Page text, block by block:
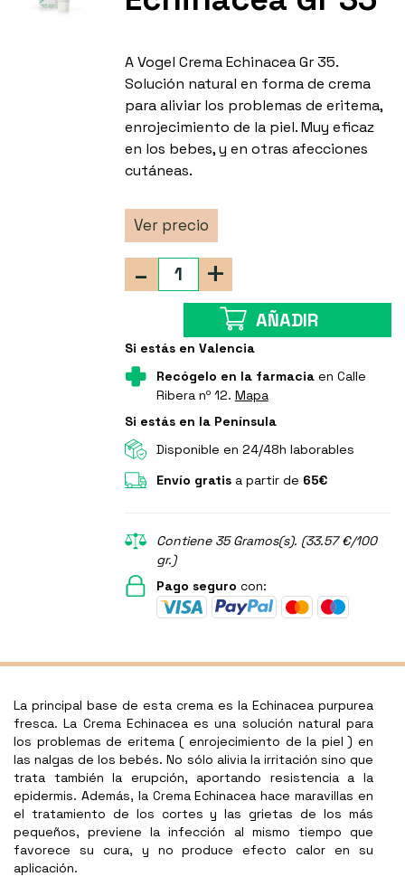
A Vogel Crema Echinacea Gr 35.
Solución natural en forma de crema
para aliviar los problemas de eritema,
enrojecimiento de la piel. Muy eficaz
en los bebes, y en otras afecciones
cutáneas.
Ver precio
+
-
AÑADIR
Si estás en Valencia
Recógelo en la farmaciaen Calle
Ribera nº 12. Mapa
Si estás en la Península
Disponible en 24/48h laborables
Envío gratisa partir de 65€
Contiene 35 Gramos(s). (33.57 €/100
gr.)
Pago seguro con:
La principal base de esta crema es la Echinacea purpurea
fresca. La Crema Echinacea es una solución natural para
los problemas de eritema ( enrojecimiento de la piel ) en
las nalgas de los bebés. No sólo alivia la irritación sino que
trata también la erupción, aportando resistencia a la
epidermis. Además, la Crema Echinacea hace maravillas en
el tratamiento de los cortes y las grietas de los más
pequeños, previene la infección al mismo tiempo que
favorece su cura, y no produce efecto calor en su
aplicación.